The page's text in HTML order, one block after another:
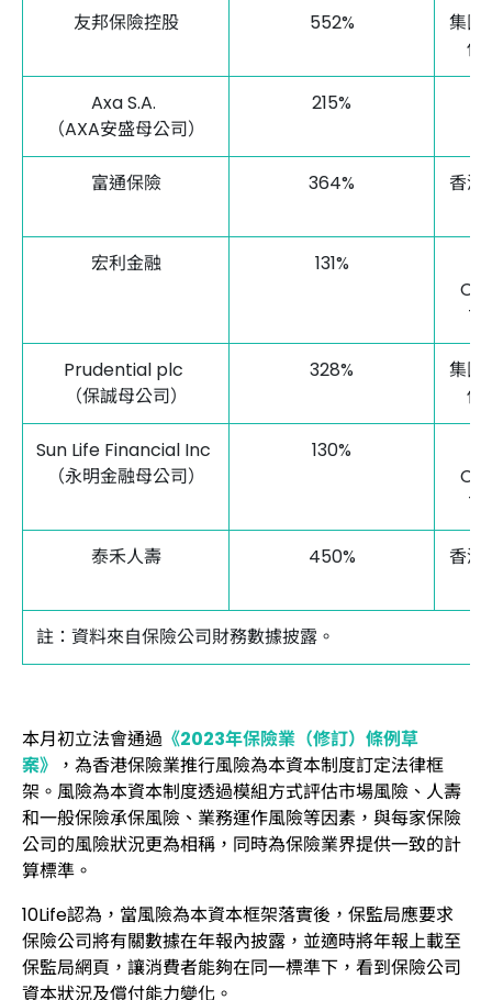
友邦保險控股 552%
集團
低
Axa S.A.
（AXA安盛母公司）
215%
富通保險 364% 香港
宏利金融 131%
Prudential plc
（保誠母公司）
328%
集團
低
Sun Life Financial Inc
（永明金融母公司）
130%
泰禾人壽 450% 香港
註：資料來自保險公司財務數據披露。
本月初立法會通過 《2023年保險業（修訂）條例草
案》
，為香港保險業推行風險為本資本制度訂定法律框
架。風險為本資本制度透過模組方式評估市場風險、人壽
和一般保險承保風險、業務運作風險等因素，與每家保險
公司的風險狀況更為相稱，同時為保險業界提供一致的計
算標準。
10Life認為，當風險為本資本框架落實後，保監局應要求
保險公司將有關數據在年報內披露，並適時將年報上載至
保監局網頁，讓消費者能夠在同一標準下，看到保險公司
資本狀況及償付能力變化。